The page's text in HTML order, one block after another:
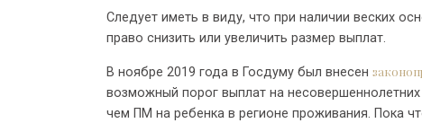
Следует иметь в виду, что при наличии веских
право снизить или увеличить размер выплат.
В ноябре 2019 года в Госдуму был внесен
возможный порог выплат на
чем ПМ на ребенка в регионе проживания. Пока